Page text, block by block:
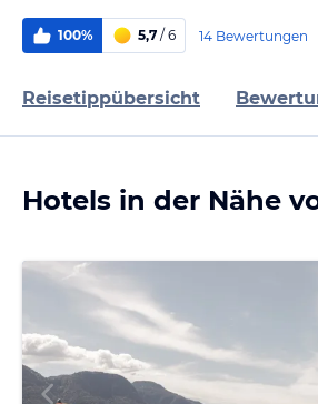
100% 5,7 / 6 14 Bewertungen
Reisetippübersicht
Hotels in der Nähe